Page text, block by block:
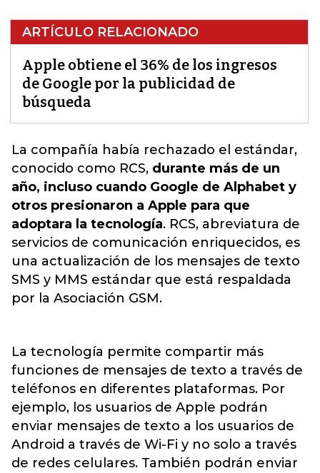
ARTÍCULO RELACIONADO
Apple obtiene el 36% de los ingresos
de Google por la publicidad de
búsqueda
La compañía había rechazado el estándar,
conocido como RCS, durante más de un
año, incluso cuando Google de Alphabet y
otros presionaron a Apple para que
adoptara la tecnología. RCS, abreviatura de
servicios de comunicación enriquecidos, es
una actualización de los mensajes de texto
SMS y MMS estándar que está respaldada
por la Asociación GSM.
La tecnología permite compartir más
funciones de mensajes de texto a través de
teléfonos en diferentes plataformas. Por
ejemplo, los usuarios de Apple podrán
enviar mensajes de texto a los usuarios de
Android a través de Wi-Fi y no solo a través
de redes celulares. También podrán enviar